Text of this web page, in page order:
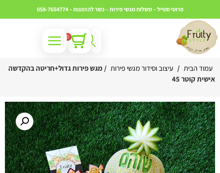
פרוטי סטייל – משלוח מגשי פירות – כשרלהזמנות – 058-7654774
0
עמוד הבית / עיצוב וסידור מגשי פירות / מגש פירות גדול+חריטה בהקדשה
קוטר 45